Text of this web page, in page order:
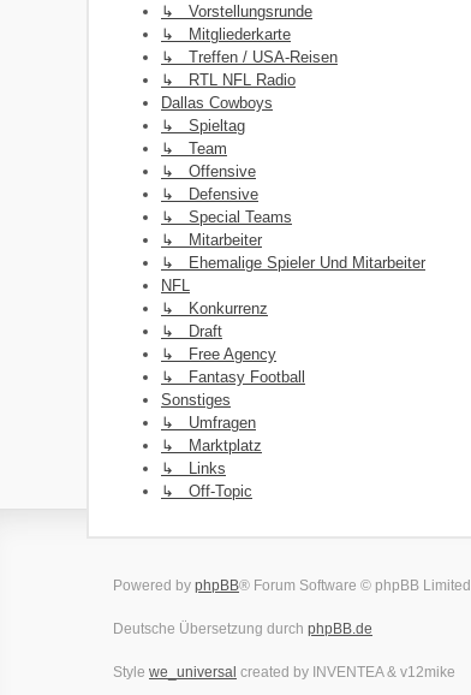
↳ Vorstellungsrunde
↳ Mitgliederkarte
↳ Treffen / USA-Reisen
↳ RTL NFL Radio
Dallas Cowboys
↳ Spieltag
↳ Team
↳ Offensive
↳ Defensive
↳ Special Teams
↳ Mitarbeiter
↳ Ehemalige Spieler Und Mitarbeiter
NFL
↳ Konkurrenz
↳ Draft
↳ Free Agency
↳ Fantasy Football
Sonstiges
↳ Umfragen
↳ Marktplatz
↳ Links
↳ Off-Topic
Powered by phpBB® Forum Software © phpBB Limited
Deutsche Übersetzung durch phpBB.de
Style we_universal created by INVENTEA & v12mike